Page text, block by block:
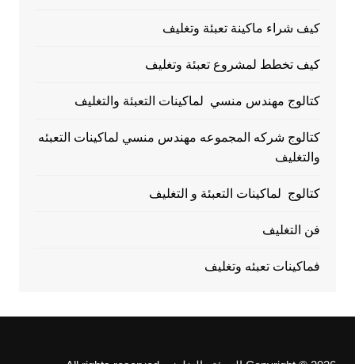
كيف شراء ماكينة تعبئة وتغليف
كيف تخطط لمشروع تعبئة وتغليف
كتالوج مهندس منسي لماكينات التعبئة والتغليف
كتالوج شركه المجموعه مهندس منسي لماكينات التعبئه
والتغليف
كتالوج لماكينات التعبئة و التغليف
فن التغليف
فماكينات تعبئه وتغليف